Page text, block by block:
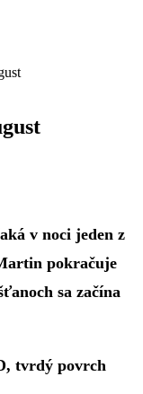
v noci jeden z
pokračuje
sa začína
tvrdý povrch